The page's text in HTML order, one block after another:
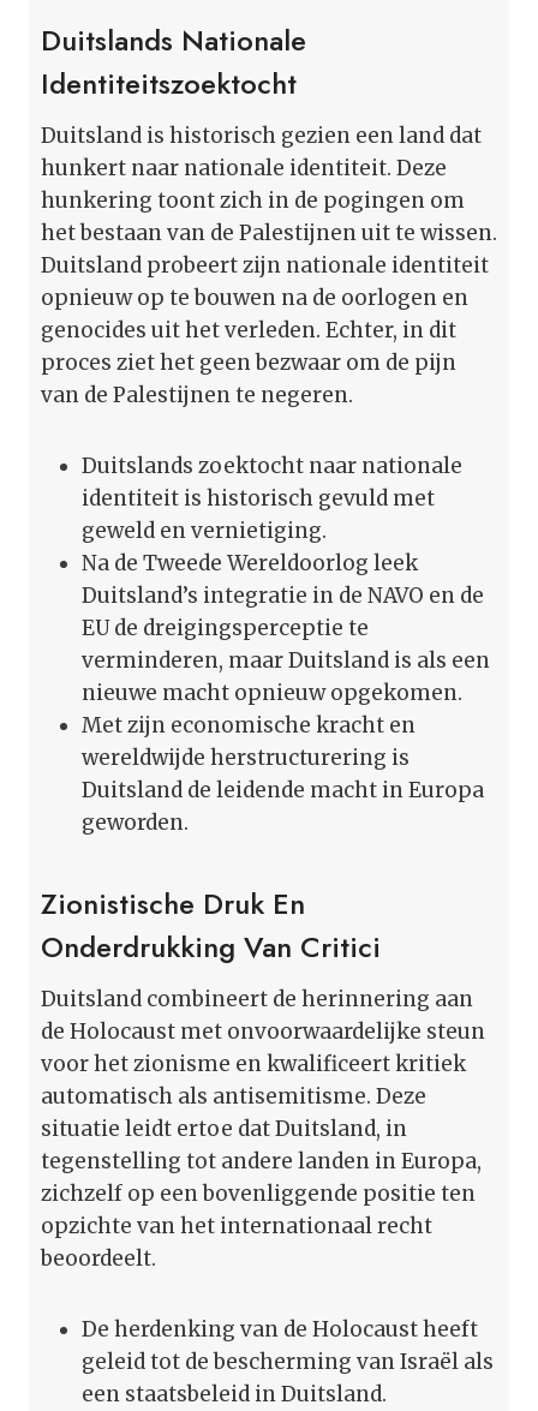
Duitslands Nationale
Identiteitszoektocht
Duitsland is historisch gezien een land dat
hunkert naar nationale identiteit. Deze
hunkering toont zich in de pogingen om
het bestaan van de Palestijnen uit te wissen.
Duitsland probeert zijn nationale identiteit
opnieuw op te bouwen na de oorlogen en
genocides uit het verleden. Echter, in dit
proces ziet het geen bezwaar om de pijn
van de Palestijnen te negeren.
Duitslands zoektocht naar nationale
identiteit is historisch gevuld met
geweld en vernietiging.
Na de Tweede Wereldoorlog leek
Duitsland’s integratie in de NAVO en de
EU de dreigingsperceptie te
verminderen, maar Duitsland is als een
nieuwe macht opnieuw opgekomen.
Met zijn economische kracht en
wereldwijde herstructurering is
Duitsland de leidende macht in Europa
geworden.
Zionistische Druk En
Onderdrukking Van Critici
Duitsland combineert de herinnering aan
de Holocaust met onvoorwaardelijke steun
voor het zionisme en kwalificeert kritiek
automatisch als antisemitisme. Deze
situatie leidt ertoe dat Duitsland, in
tegenstelling tot andere landen in Europa,
zichzelf op een bovenliggende positie ten
opzichte van het internationaal recht
beoordeelt.
De herdenking van de Holocaust heeft
geleid tot de bescherming van Israël als
een staatsbeleid in Duitsland.